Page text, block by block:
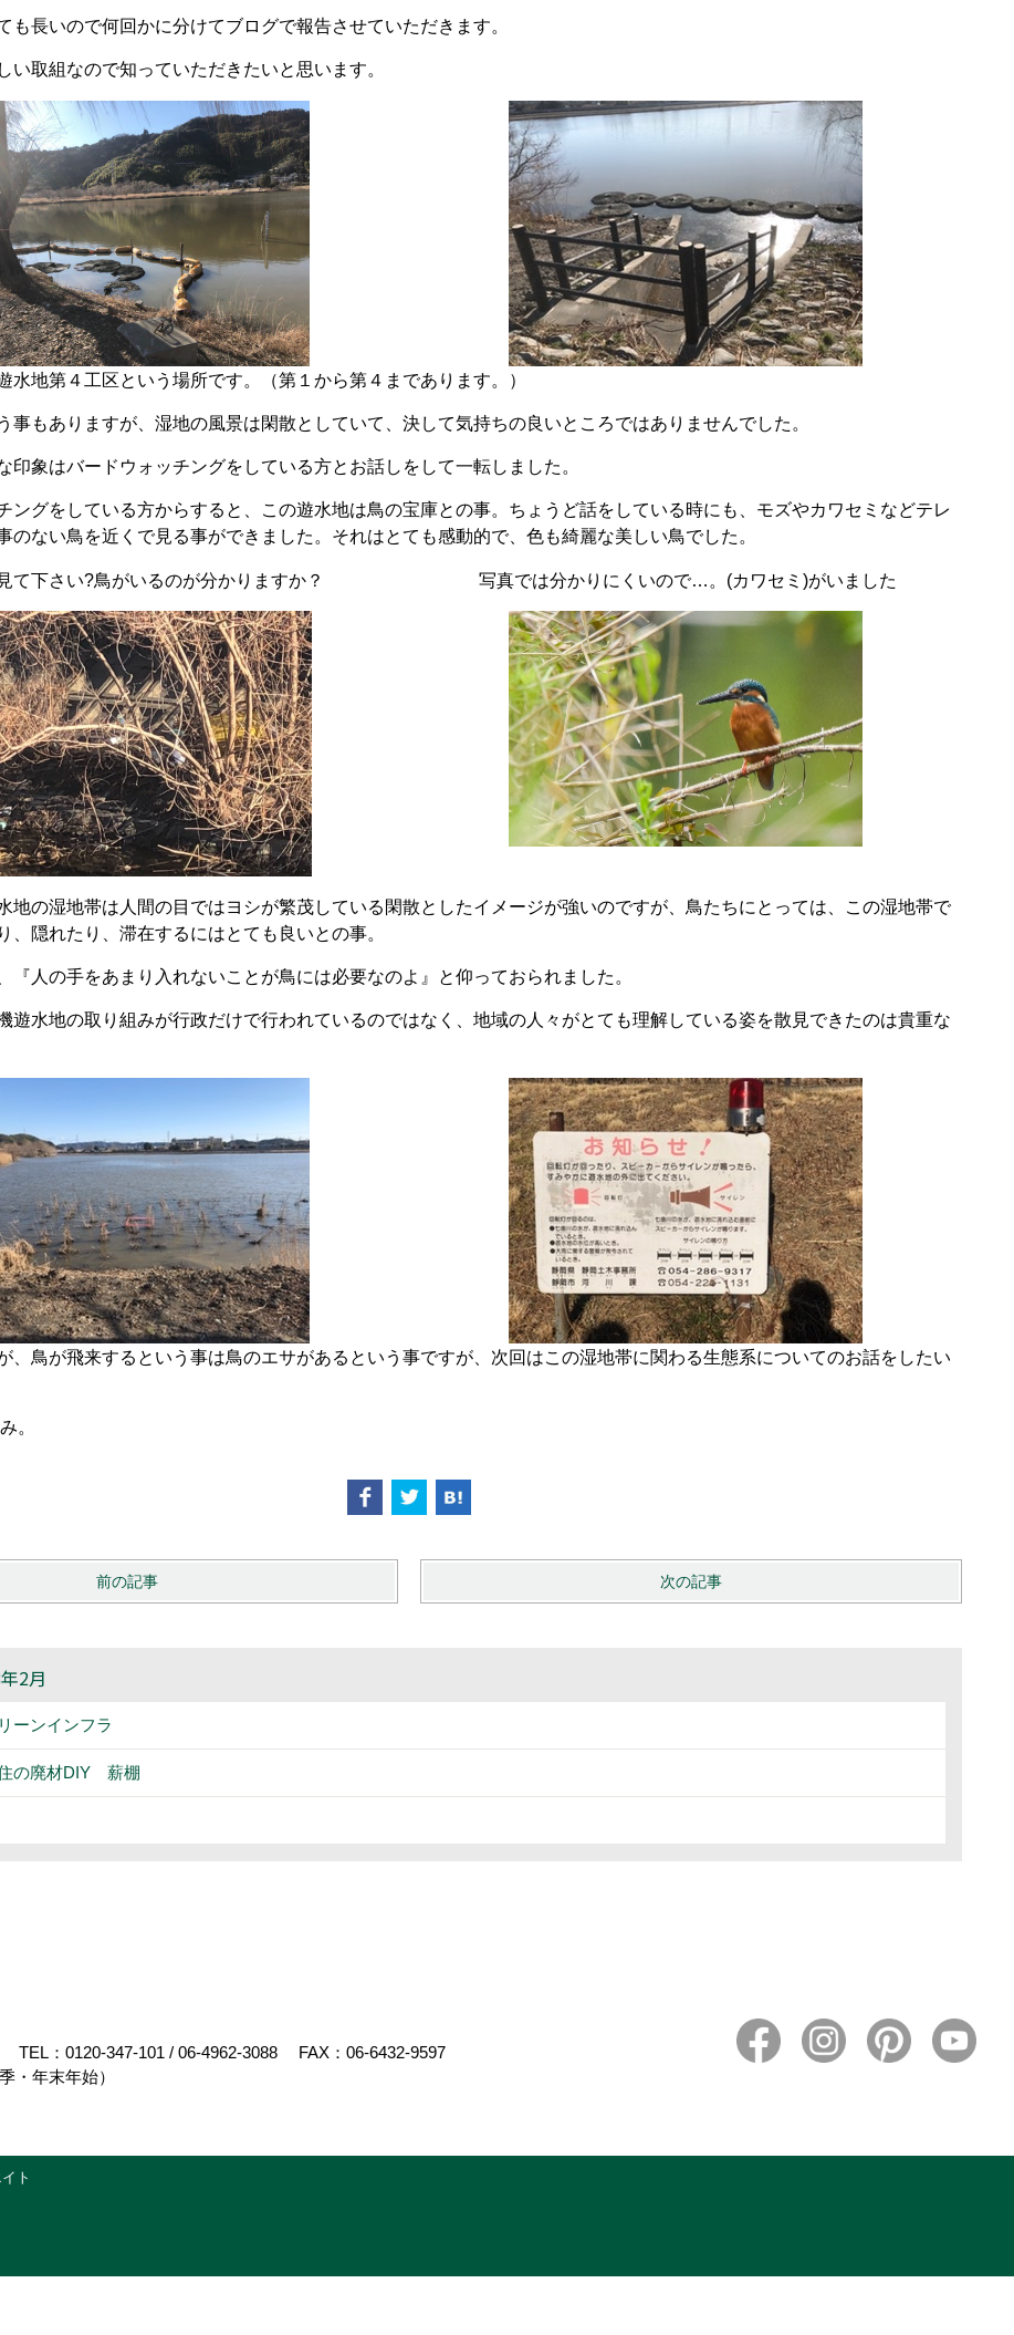
も長いので何回かに分けてブログで報告させていただきます。
い取組なので知っていただきたいと思います。
水地第４工区という場所です。（第１から第４まであります。）
事もありますが、湿地の風景は閑散としていて、決して気持ちの良いところではありませんでした。
印象はバードウォッチングをしている方とお話しをして一転しました。
ングをしている方からすると、この遊水地は鳥の宝庫との事。ちょうど話をしている時にも、モズやカワセミなどテレ
のない鳥を近くで見る事ができました。それはとても感動的で、色も綺麗な美しい鳥でした。
て下さい?鳥がいるのが分かりますか？ 写真では分かりにくいので…。(カワセミ)がいました
地の湿地帯は人間の目ではヨシが繁茂している閑散としたイメージが強いのですが、鳥たちにとっては、この湿地帯で
、隠れたり、滞在するにはとても良いとの事。
『人の手をあまり入れないことが鳥には必要なのよ』と仰っておられました。
遊水地の取り組みが行政だけで行われているのではなく、地域の人々がとても理解している姿を散見できたのは貴重な
、鳥が飛来するという事は鳥のエサがあるという事ですが、次回はこの湿地帯に関わる生態系についてのお話をしたい
。
前の記事 次の記事
2月
ーンインフラ
の廃材DIY 薪棚
TEL： 0120-347-101 / 06-4962-3088
FAX：06-6432-9597
・年末年始）
ト